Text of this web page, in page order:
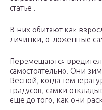
статье .
В них обитают как
личинки, отложенные
Перемещаются
самостоятельно. Они
Весной, когда
градусов, самки
еще до того, как они